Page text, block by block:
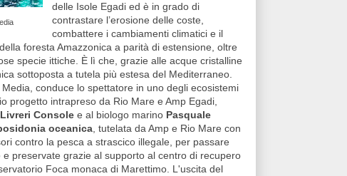
delle Isole Egadi ed è in grado di
contrastare l’erosione delle coste,
combattere i cambiamenti climatici e il
foresta Amazzonica a parità di estensione, oltre
specie ittiche. È lì che, grazie alle acque cristalline
sottoposta a tutela più estesa del Mediterraneo.
conduce lo spettatore in uno degli ecosistemi
progetto intrapreso da Rio Mare e Amp Egadi,
Console e al biologo marino Pasquale
oceanica, tutelata da Amp e Rio Mare con
contro la pesca a strascico illegale, per passare
preservate grazie al supporto al centro di recupero
Foca monaca di Marettimo. L'uscita del